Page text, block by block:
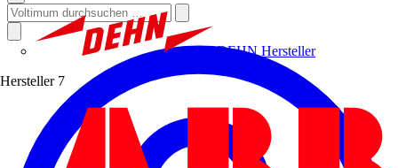
DEHN Hersteller
Hersteller 7